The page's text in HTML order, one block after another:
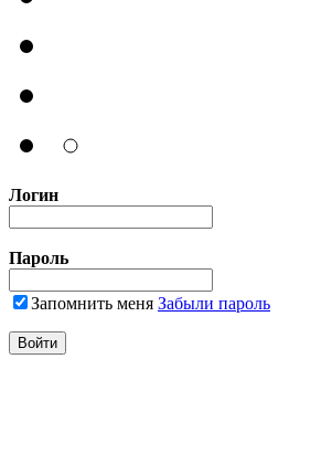
Логин
Пароль
Запомнить меня Забыли пароль